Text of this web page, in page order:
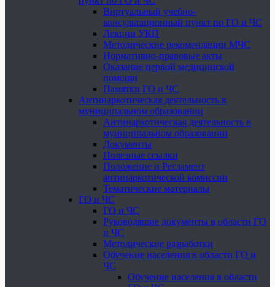
Виртуальный учебно-
консультационный пункт по ГО и ЧС
Лекции УКП
Методические рекомендации МЧС
Нормативно-правовые акты
Оказание первой медицинской
помощи
Памятки ГО и ЧС
Антинаркотическая деятельность в
муниципальном образовании
Антинаркотическая деятельность в
муниципальном образовании
Документы
Полезные ссылки
Положение и Регламент
антинаркотической комиссии
Тематические материалы
ГО и ЧС
ГО и ЧС
Руководящие документы в области ГО
и ЧС
Методические разработки
Обучение населения в области ГО и
ЧС
Обучение населения в области